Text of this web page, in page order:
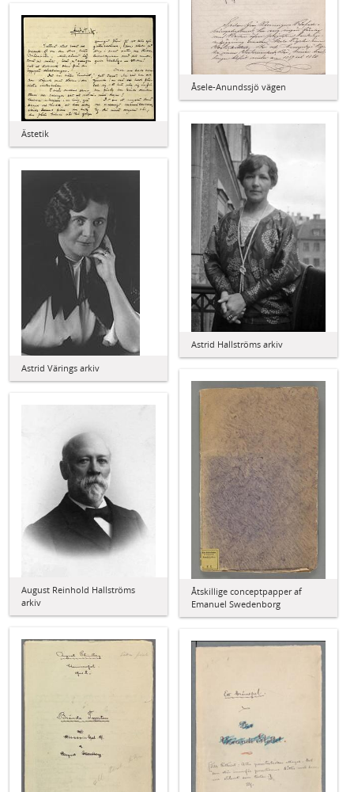
Åsele-Anundssjö vägen
Ästetik
Astrid Hallströms arkiv
Astrid Värings arkiv
Åtskillige conceptpapper af
Emanuel Swedenborg
August Reinhold Hallströms
arkiv